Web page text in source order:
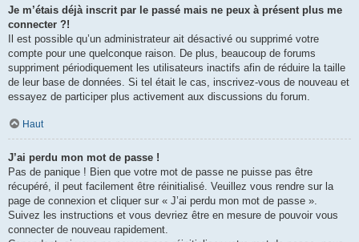
Je m’étais déjà inscrit par le passé mais ne peux à présent plus me
connecter ?!
Il est possible qu’un administrateur ait désactivé ou supprimé votre
compte pour une quelconque raison. De plus, beaucoup de forums
suppriment périodiquement les utilisateurs inactifs afin de réduire la taille
de leur base de données. Si tel était le cas, inscrivez-vous de nouveau et
essayez de participer plus activement aux discussions du forum.
Haut
J’ai perdu mon mot de passe !
Pas de panique ! Bien que votre mot de passe ne puisse pas être
récupéré, il peut facilement être réinitialisé. Veuillez vous rendre sur la
page de connexion et cliquer sur « J’ai perdu mon mot de passe ».
Suivez les instructions et vous devriez être en mesure de pouvoir vous
connecter de nouveau rapidement.